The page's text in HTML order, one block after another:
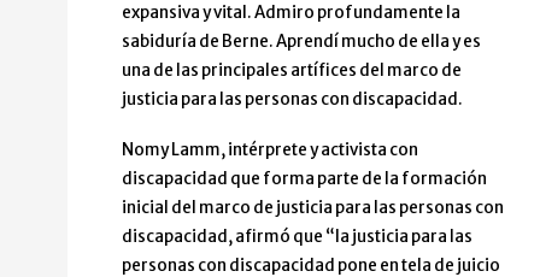
expansiva y vital. Admiro profundamente la
sabiduría de Berne. Aprendí mucho de ella y es
una de las principales artífices del marco de
justicia para las personas con discapacidad.
Nomy Lamm, intérprete y activista con
discapacidad que forma parte de la formación
inicial del marco de justicia para las personas con
discapacidad, afirmó que “la justicia para las
personas con discapacidad pone en tela de juicio